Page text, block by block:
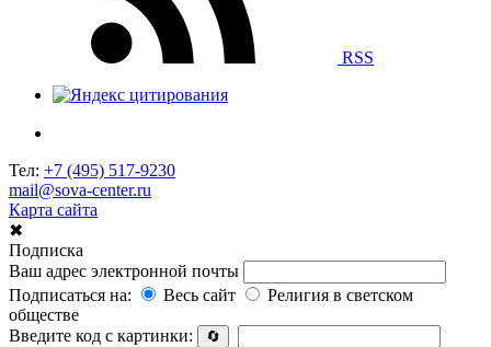
RSS
Тел: +7 (495) 517-9230
mail@sova-center.ru
Карта сайта
✖
Подписка
Ваш адрес электронной почты
Подписаться на:
Весь сайт
Религия в светском
обществе
Введите код с картинки:
🔄